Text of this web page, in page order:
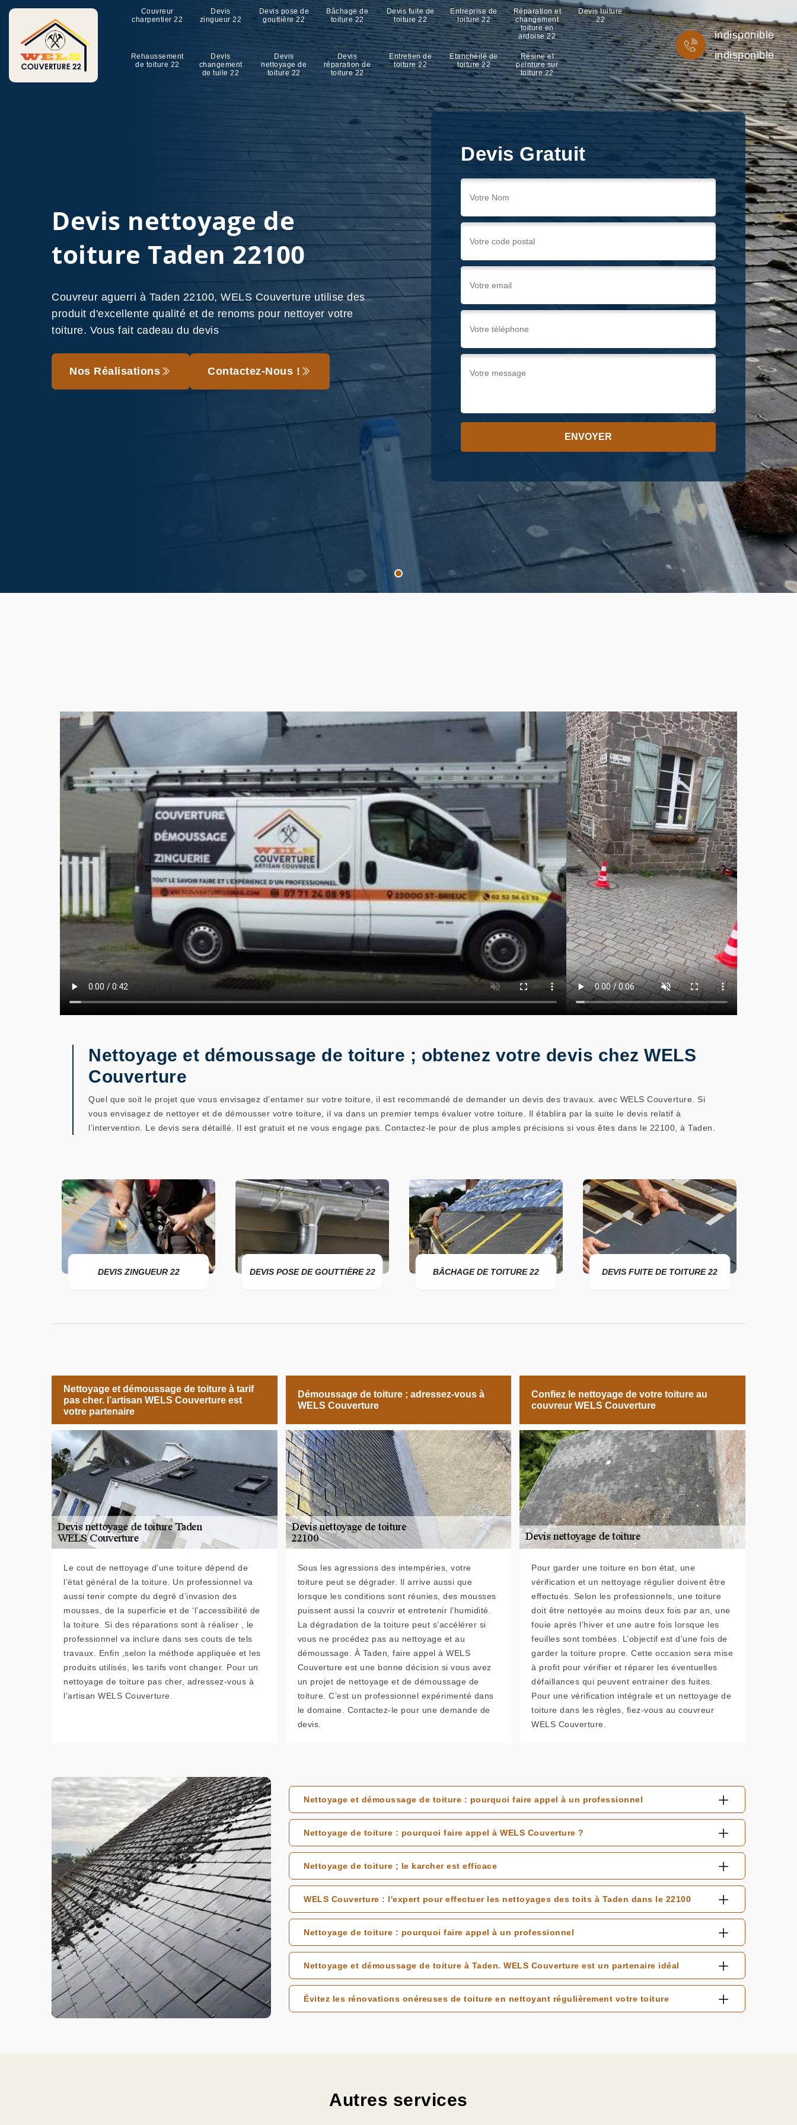
Couvreur
charpentier 22
Devis
zingueur 22
Devis pose de
gouttière 22
Bâchage de
toiture 22
Devis fuite de
toiture 22
Entreprise de
toiture 22
Réparation et
changement
toiture en
ardoise 22
Devis toiture
22
Rehaussement
de toiture 22
Devis
changement
de tuile 22
Devis
nettoyage de
toiture 22
Devis
réparation de
toiture 22
Entretien de
toiture 22
Etanchéité de
toiture 22
Résine et
peinture sur
toiture 22
indisponible
indisponible
Devis nettoyage de
toiture Taden 22100
Couvreur aguerri à Taden 22100, WELS Couverture utilise des
produit d'excellente qualité et de renoms pour nettoyer votre
toiture. Vous fait cadeau du devis
Nos Réalisations Contactez-Nous !
Devis Gratuit
Nettoyage et démoussage de toiture ; obtenez votre devis chez WELS
Couverture
Quel que soit le projet que vous envisagez d’entamer sur votre toiture, il est recommandé de demander un devis des travaux. avec WELS Couverture. Si
vous envisagez de nettoyer et de démousser votre toiture, il va dans un premier temps évaluer votre toiture. Il établira par la suite le devis relatif à
l’intervention. Le devis sera détaillé. Il est gratuit et ne vous engage pas. Contactez-le pour de plus amples précisions si vous êtes dans le 22100, à Taden.
DEVIS ZINGUEUR 22 DEVIS POSE DE GOUTTIÈRE 22 BÂCHAGE DE TOITURE 22 DEVIS FUITE DE TOITURE 22 ENTREPRISE DE
Nettoyage et démoussage de toiture à tarif
pas cher. l’artisan WELS Couverture est
votre partenaire
Le cout de nettoyage d'une toiture dépend de
l’état général de la toiture. Un professionnel va
aussi tenir compte du degré d’invasion des
mousses, de la superficie et de ‘l’accessibilité de
la toiture. Si des réparations sont à réaliser , le
professionnel va inclure dans ses couts de tels
travaux. Enfin ,selon la méthode appliquée et les
produits utilisés, les tarifs vont changer. Pour un
nettoyage de toiture pas cher, adressez-vous à
l’artisan WELS Couverture.
Démoussage de toiture ; adressez-vous à
WELS Couverture
Sous les agressions des intempéries, votre
toiture peut se dégrader. Il arrive aussi que
lorsque les conditions sont réunies, des mousses
puissent aussi la couvrir et entretenir l’humidité.
La dégradation de la toiture peut s’accélérer si
vous ne procédez pas au nettoyage et au
démoussage. À Taden, faire appel à WELS
Couverture est une bonne décision si vous avez
un projet de nettoyage et de démoussage de
toiture. C’est un professionnel expérimenté dans
le domaine. Contactez-le pour une demande de
devis.
Confiez le nettoyage de votre toiture au
couvreur WELS Couverture
Pour garder une toiture en bon état, une
vérification et un nettoyage régulier doivent être
effectués. Selon les professionnels, une toiture
doit être nettoyée au moins deux fois par an, une
fouie après l’hiver et une autre fois lorsque les
feuilles sont tombées. L’objectif est d’une fois de
garder la toiture propre. Cette occasion sera mise
à profit pour vérifier et réparer les éventuelles
défaillances qui peuvent entrainer des fuites.
Pour une vérification intégrale et un nettoyage de
toiture dans les règles, fiez-vous au couvreur
WELS Couverture.
Nettoyage et démoussage de toiture : pourquoi faire appel à un professionnel
Nettoyage de toiture : pourquoi faire appel à WELS Couverture ?
Nettoyage de toiture ; le karcher est efficace
WELS Couverture : l'expert pour effectuer les nettoyages des toits à Taden dans le 22100
Nettoyage de toiture : pourquoi faire appel à un professionnel
Nettoyage et démoussage de toiture à Taden. WELS Couverture est un partenaire idéal
Évitez les rénovations onéreuses de toiture en nettoyant régulièrement votre toiture
Autres services